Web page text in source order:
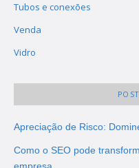
Tubos e conexões
Venda
Vidro
Apreciação de Risco:
Como o SEO pode